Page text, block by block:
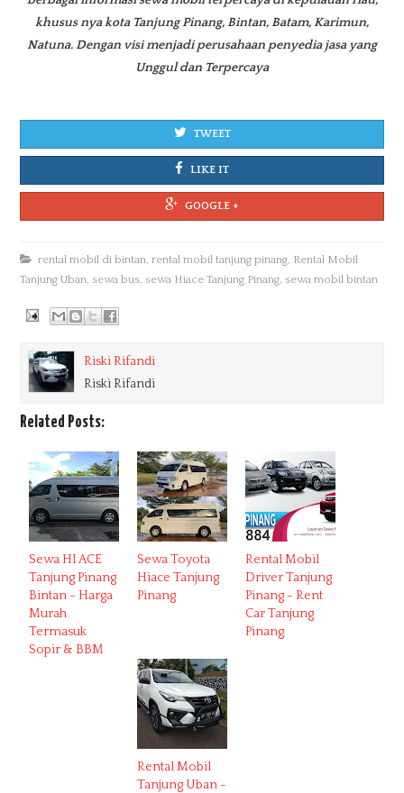
khusus nya kota Tanjung Pinang, Bintan, Batam, Karimun,
Natuna. Dengan visi menjadi perusahaan penyedia jasa yang
Unggul dan Terpercaya
TWEET
LIKE IT
GOOGLE +
rental mobil di bintan,rental mobil tanjung pinang, Rental Mobil
Tanjung Uban, sewa bus, sewa Hiace Tanjung Pinang, sewa mobil bintan
Riski Rifandi
Riski Rifandi
Related Posts:
Sewa HI ACE
Tanjung Pinang
Bintan - Harga
Murah
Termasuk
Sopir & BBM
Sewa Toyota
Hiace Tanjung
Pinang
Rental Mobil
Driver Tanjung
Pinang - Rent
Car Tanjung
Pinang
Rental Mobil
Tanjung Uban -